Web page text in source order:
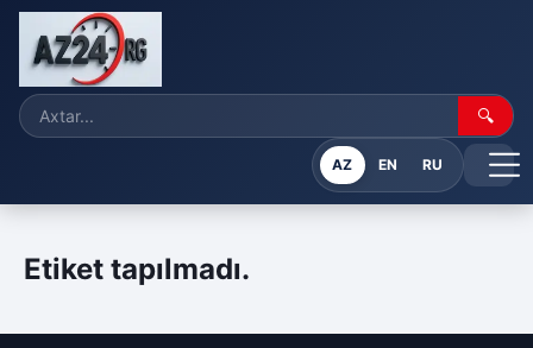
🔍
AZ EN RU
Etiket tapılmadı.